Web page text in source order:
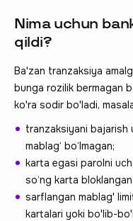
Nima uchun
qildi?
Ba'zan tranzaksiya
bunga rozilik bermagan
ko'ra sodir bo'ladi,
tranzaksiyani bajarish
mablag‘ bo‘lmagan;
karta egasi parolni
so‘ng karta bloklangan;
sarflangan mablag'
kartalari yoki bo'lib-